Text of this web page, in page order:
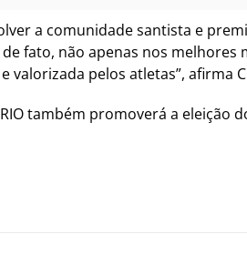
a comunidade santista e
fato, não apenas nos
valorizada pelos atletas”, afirma
também promoverá a